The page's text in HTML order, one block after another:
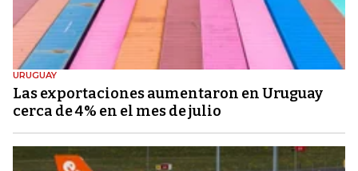
URUGUAY
Las exportaciones aumentaron en Uruguay
cerca de 4% en el mes de julio